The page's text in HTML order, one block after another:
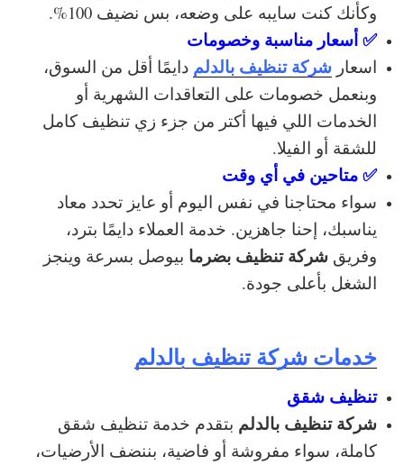
وكأنك كنت سايبه على وضعه، بس نضيف 100%.
✅ أسعار مناسبة وخصومات
اسعار شركة تنظيف بالدلم دايمًا أقل من السوق،
وبنعمل خصومات على التعاقدات الشهرية أو
الخدمات اللي فيها أكتر من جزء زي تنظيف كامل
للشقة أو الفيلا.
✅ متاحين في أي وقت
سواء محتاجنا في نفس اليوم أو عايز تحدد معاد
يناسبك، إحنا جاهزين. خدمة العملاء دايمًا بترد،
وفريق شركة تنظيف بضرما بيوصل بسرعة وينجز
الشغل بأعلى جودة.
خدمات شركة تنظيف بالدلم
تنظيف شقق
شركة تنظيف بالدلم بتقدم خدمة تنظيف شقق
كاملة، سواء مفروشة أو فاضية، بننضف الأرضيات،